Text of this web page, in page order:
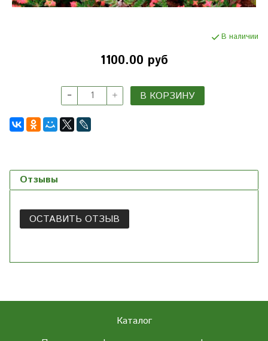
В наличии
1100.00 руб
В КОРЗИНУ
Отзывы
ОСТАВИТЬ ОТЗЫВ
Каталог